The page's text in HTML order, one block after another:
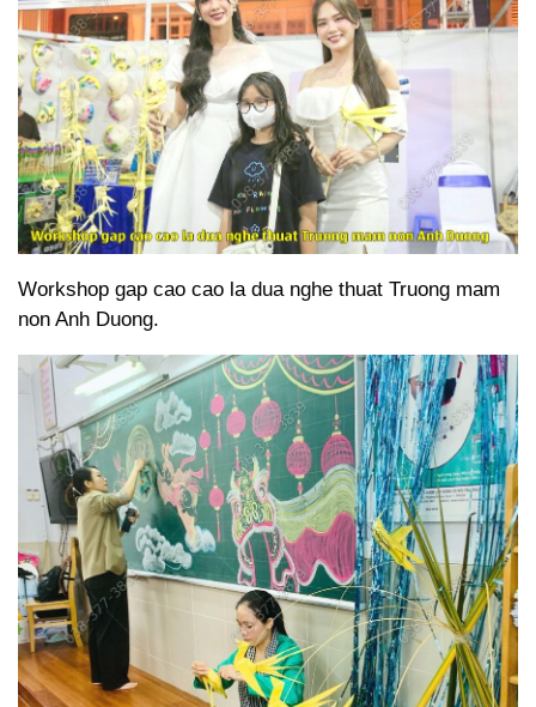
Workshop gap cao cao la dua nghe thuat Truong mam
non Anh Duong.